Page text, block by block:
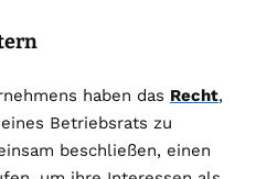
haben das Recht,
Betriebsrats zu
beschließen, einen